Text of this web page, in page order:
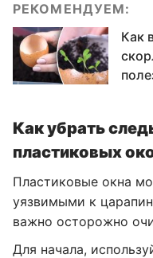
РЕКОМЕНДУЕМ:
Как
Как убрать
пластиковых
Пластиковые окна
уязвимыми к
важно осторожно
Для начала,